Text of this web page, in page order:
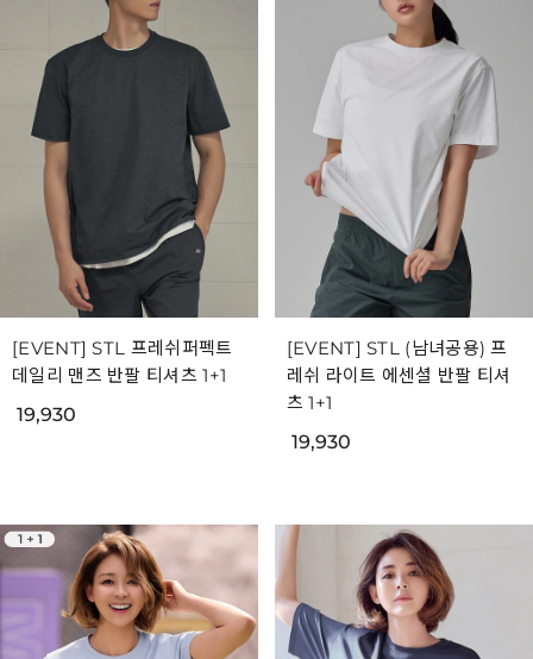
[EVENT] STL 프레쉬퍼펙트
데일리 맨즈 반팔 티셔츠 1+1
19,930
[EVENT] STL (남녀공용) 프
레쉬 라이트 에센셜 반팔 티셔
츠 1+1
19,930